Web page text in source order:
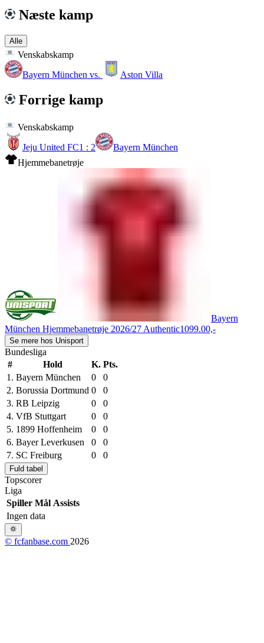
Næste kamp
Alle
Venskabskamp
Bayern München vs. Aston Villa
Forrige kamp
Venskabskamp
Jeju United FC1 : 2
Bayern München
Hjemmebanetrøje
Bayern
München Hjemmebanetrøje 2026/27 Authentic1099.00,-
Se mere hos Unisport
Bundesliga
#
Hold K. Pts.
1. Bayern München 0
0
2. Borussia Dortmund 0
0
3. RB Leipzig 0
0
4. VfB Stuttgart 0
0
5. 1899 Hoffenheim 0
0
6. Bayer Leverkusen 0
0
7. SC Freiburg 0 0
Fuld tabel
Topscorer
Liga
Spiller Mål Assists
Ingen data
© fcfanbase.com 2026